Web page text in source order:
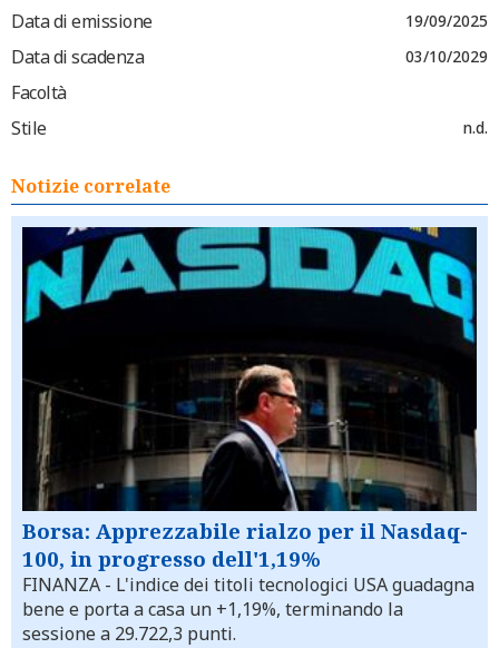
Data di emissione 19/09/2025
Data di scadenza 03/10/2029
Facoltà
Stile
n.d.
Notizie correlate
Borsa: Apprezzabile rialzo per il Nasdaq-
100, in progresso dell'1,19%
FINANZA - L'indice dei titoli tecnologici USA guadagna
bene e porta a casa un +1,19%, terminando la
sessione a 29.722,3 punti.